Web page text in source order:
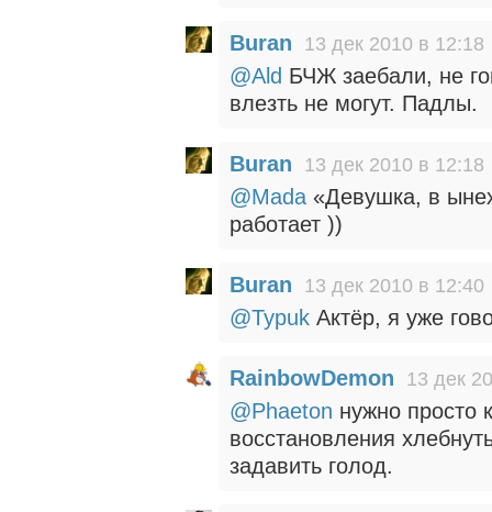
Buran 13 дек 2010 в 12:18
@Ald БЧЖ заебали, не
влезть не могут. Падлы.
Buran 13 дек 2010 в 12:18
@Mada «Девушка, в
работает ))
Buran 13 дек 2010 в 12:40
@Typuk Актёр, я уже
RainbowDemon 13 дек
@Phaeton нужно просто
восстановления
задавить голод.